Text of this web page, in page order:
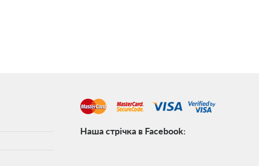
Наша стрічка в Facebook: